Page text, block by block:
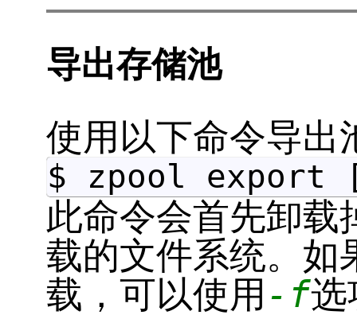
导出存储池
使用以下命令导出
$ zpool export
此命令会首先卸载
载的文件系统。如
载，可以使用 -f选